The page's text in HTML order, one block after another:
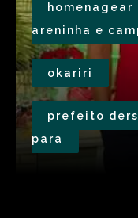
areninha e
okariri
prefeito
para